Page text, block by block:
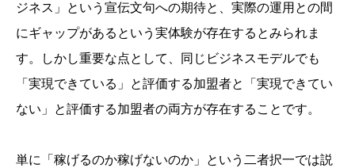
ジネス」という宣伝文句への期待と、実際の運用との間
にギャップがあるという実体験が存在するとみられま
す。しかし重要な点として、同じビジネスモデルでも
「実現できている」と評価する加盟者と「実現できてい
ない」と評価する加盟者の両方が存在することです。
単に「稼げるのか稼げないのか」という二者択一では説